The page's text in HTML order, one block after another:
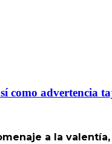
como advertencia
a la